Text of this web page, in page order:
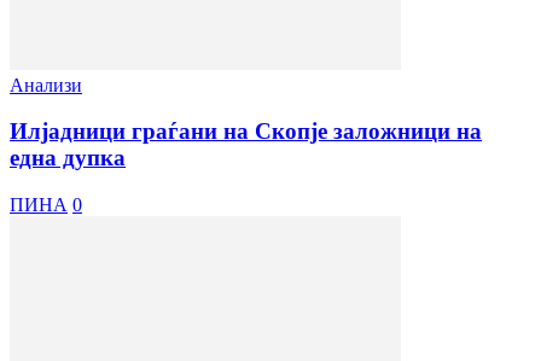
Анализи
Илјадници граѓани на Скопје заложници на
една дупка
ПИНА 0